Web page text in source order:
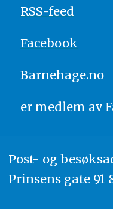
RSS-feed
Facebook
Barnehage.no
er medlem av
Post- og
Prinsens gate 91